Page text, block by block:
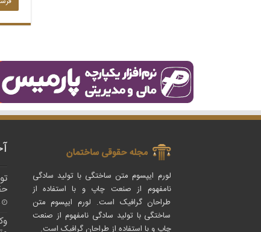
لورم ایپسوم متن ساختگی با تولید سادگی
نامفهوم از صنعت چاپ و با استفاده از
طراحان گرافیک است. لورم ایپسوم متن
ساختگی با تولید سادگی نامفهوم از صنعت
چاپ و با استفاده از طراحان گرافیک است.